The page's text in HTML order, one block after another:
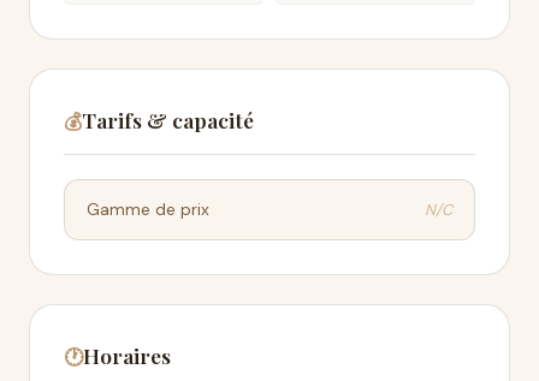
💰Tarifs & capacité
Gamme de prix N/C
🕐Horaires